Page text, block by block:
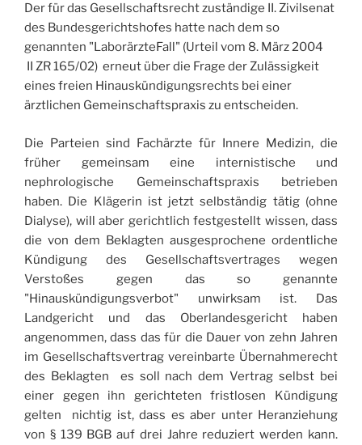
Der für das Gesellschaftsrecht zuständige II. Zivilsenat
des Bundesgerichtshofes hatte nach dem so
genannten "LaborärzteFall" (Urteil vom 8. März 2004
II ZR 165/02) erneut über die Frage der Zulässigkeit
eines freien Hinauskündigungsrechts bei einer
ärztlichen Gemeinschaftspraxis zu entscheiden.
Die Parteien sind Fachärzte für Innere Medizin, die
früher gemeinsam eine internistische und
nephrologische Gemeinschaftspraxis betrieben
haben. Die Klägerin ist jetzt selbständig tätig (ohne
Dialyse), will aber gerichtlich festgestellt wissen, dass
die von dem Beklagten ausgesprochene ordentliche
Kündigung des Gesellschaftsvertrages wegen
Verstoßes gegen das so genannte
"Hinauskündigungsverbot" unwirksam ist. Das
Landgericht und das Oberlandesgericht haben
angenommen, dass das für die Dauer von zehn Jahren
im Gesellschaftsvertrag vereinbarte Übernahmerecht
des Beklagten es soll nach dem Vertrag selbst bei
einer gegen ihn gerichteten fristlosen Kündigung
gelten nichtig ist, dass es aber unter Heranziehung
von § 139 BGB auf drei Jahre reduziert werden kann.